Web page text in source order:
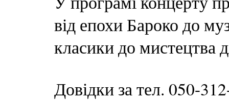
від епохи Бароко до
класики до мистецтва
Довідки за тел. 050-